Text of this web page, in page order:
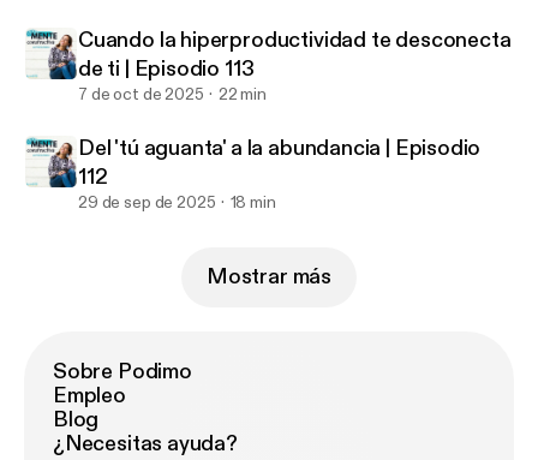
Cuando la hiperproductividad te desconecta
de ti | Episodio 113
7 de oct de 2025 22 min
Del 'tú aguanta' a la abundancia | Episodio
112
29 de sep de 2025 18 min
Mostrar más
Sobre Podimo
Empleo
Blog
¿Necesitas ayuda?